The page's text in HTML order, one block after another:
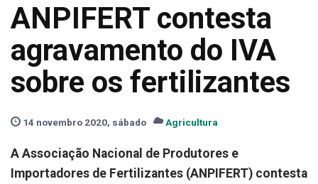
ANPIFERT contesta
agravamento do IVA
sobre os fertilizantes
14 novembro 2020, sábado Agricultura
A Associação Nacional de Produtores e
Importadores de Fertilizantes (ANPIFERT) contesta